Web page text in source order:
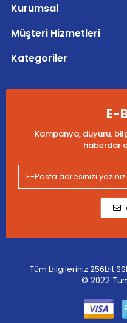
Kurumsal
Müşteri Hizmetleri
Kategoriler
E-
Kampanya, duyuru,
haberdar
Tüm bilgileriniz 256bit
© 2022